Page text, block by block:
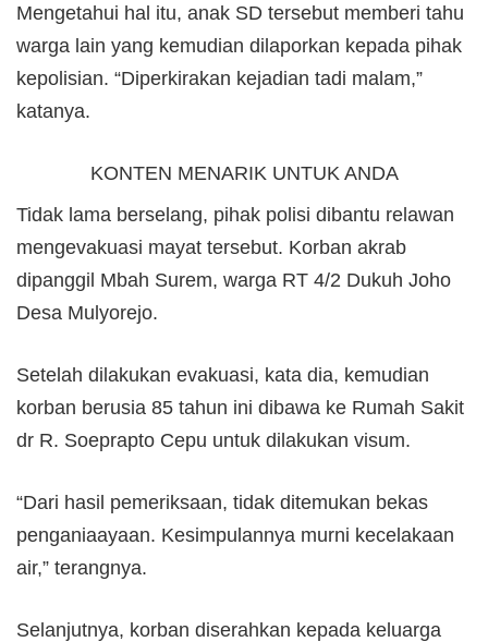
Mengetahui hal itu, anak SD tersebut memberi tahu
warga lain yang kemudian dilaporkan kepada pihak
kepolisian. “Diperkirakan kejadian tadi malam,”
katanya.
KONTEN MENARIK UNTUK ANDA
Tidak lama berselang, pihak polisi dibantu relawan
mengevakuasi mayat tersebut. Korban akrab
dipanggil Mbah Surem, warga RT 4/2 Dukuh Joho
Desa Mulyorejo.
Setelah dilakukan evakuasi, kata dia, kemudian
korban berusia 85 tahun ini dibawa ke Rumah Sakit
dr R. Soeprapto Cepu untuk dilakukan visum.
“Dari hasil pemeriksaan, tidak ditemukan bekas
penganiaayaan. Kesimpulannya murni kecelakaan
air,” terangnya.
Selanjutnya, korban diserahkan kepada keluarga